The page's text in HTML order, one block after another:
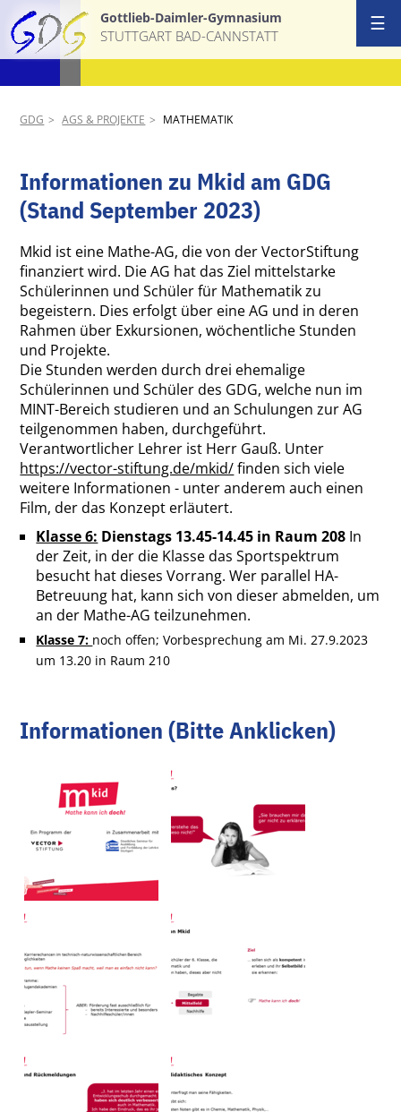
Gottlieb-Daimler-Gymnasium
STUTTGART BAD-CANNSTATT
GDG AGS & PROJEKTE MATHEMATIK
Informationen zu Mkid am GDG
(Stand September 2023)
Mkid ist eine Mathe-AG, die von der VectorStiftung
finanziert wird. Die AG hat das Ziel mittelstarke
Schülerinnen und Schüler für Mathematik zu
begeistern. Dies erfolgt über eine AG und in deren
Rahmen über Exkursionen, wöchentliche Stunden
und Projekte.
Die Stunden werden durch drei ehemalige
Schülerinnen und Schüler des GDG, welche nun im
MINT-Bereich studieren und an Schulungen zur AG
teilgenommen haben, durchgeführt.
Verantwortlicher Lehrer ist Herr Gauß. Unter
https://vector-stiftung.de/mkid/finden sich viele
weitere Informationen - unter anderem auch einen
Film, der das Konzept erläutert.
Klasse 6: Dienstags 13.45-14.45 in Raum 208 In
der Zeit, in der die Klasse das Sportspektrum
besucht hat dieses Vorrang. Wer parallel HA-
Betreuung hat, kann sich von dieser abmelden, um
an der Mathe-AG teilzunehmen.
Klasse 7: noch offen; Vorbesprechung am Mi. 27.9.2023
um 13.20 in Raum 210
Informationen (Bitte Anklicken)
☰
AGs &
News
Download